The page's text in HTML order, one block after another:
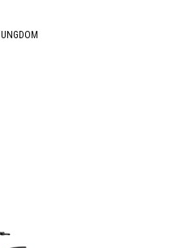
UNGDOM